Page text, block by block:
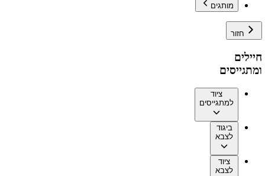
מותגים
חזור
חיילים
ומתגייסים
ציוד
למתגייסים
ביגוד
לצבא
ציוד
לצבא